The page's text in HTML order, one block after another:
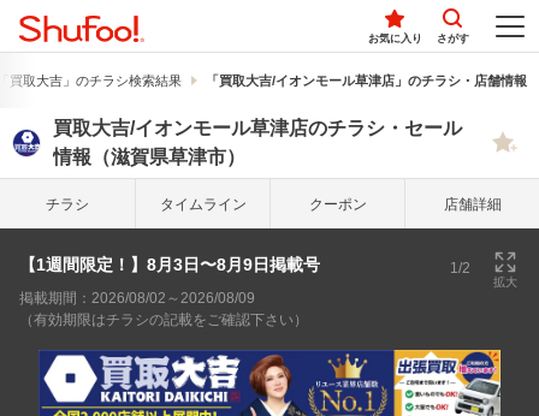
お気に入り さがす
買取大吉」のチラシ検索結果 「買取大吉/イオンモール草津店」のチラシ・店舗情報
買取大吉/イオンモール草津店のチラシ・セール
情報（滋賀県草津市）
チラシ タイム ライン クーポン 店舗詳細
【1週間限定！】8月3日〜8月9日掲載号 1/2
拡大
掲載期間：2026/08/02～2026/08/09
（有効期限はチラシの記載をご確認下さい）